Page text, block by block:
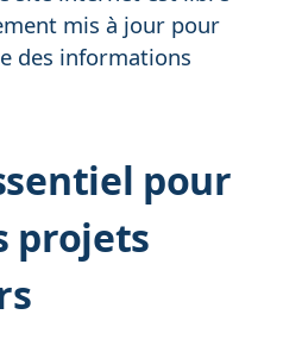
mis à jour pour
des informations
pour
projets